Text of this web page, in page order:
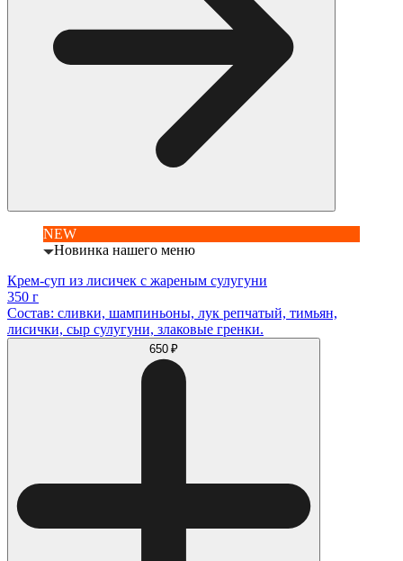
NEW
Новинка нашего меню
Крем-суп из лисичек с жареным сулугуни
350 г
Состав: сливки, шампиньоны, лук репчатый, тимьян,
лисички, сыр сулугуни, злаковые гренки.
650 ₽